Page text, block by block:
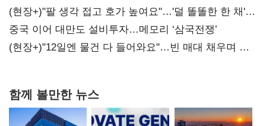
숙제
(현장+)"팔 생각 접고 호가 높여요"…'덜 똘똘한 한 채'
20억 키맞추기
중국 이어 대만도 설비투자…메모리 ‘삼국전쟁’
(현장+)"12일엔 물건 다 들어와요"…빈 매대 채우며 문
함께 볼만한 뉴스